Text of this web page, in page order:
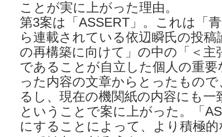
ことが実に上がった理由。
第3案は「ASSERT」。これは「
ら連載されている依辺瞬氏の投稿
の再構築に向けて」の中の「＜主
であることが自立した個人の重
った内容の文章からとったもの
るし、現在の機関紙の内容にも
ということで案に上がった。「
にすることによって、より積極